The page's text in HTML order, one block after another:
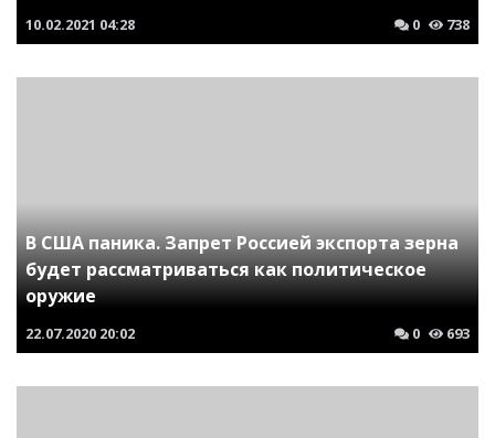
10.02.2021 04:28 0 738
В США паника. Запрет Россией экспорта зерна
будет рассматриваться как политическое
оружие
22.07.2020 20:02 0 693